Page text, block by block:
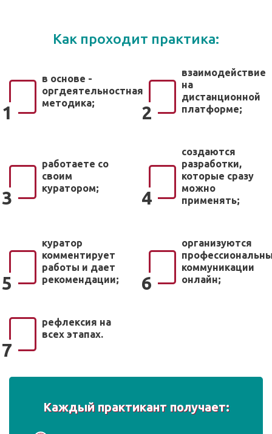
Как проходит практика:
1
в основе -
оргдеятельностная
методика;
2
взаимодействие
на
дистанционной
платформе;
3
работаете со
своим
куратором;
4
создаются
разработки,
которые сразу
можно
применять;
5
куратор
комментирует
работы и дает
рекомендации;
6
организуются
коммуникации
онлайн;
7
рефлексия на
всех этапах.
Каждый практикант получает: